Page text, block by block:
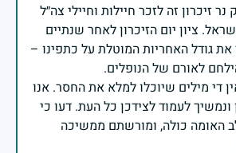
זיכרון זה לזכר חיילות וחיילי צה״ל
ציון יום הזיכרון לאחר שנתיים
גודל האחריות המוטלת על כתפינו –
די מילים שיוכלו למלא את החסר. אנו
לעמוד לצידכן כל העת. דעו כי
האומה כולה, ומורשתם ממשיכה